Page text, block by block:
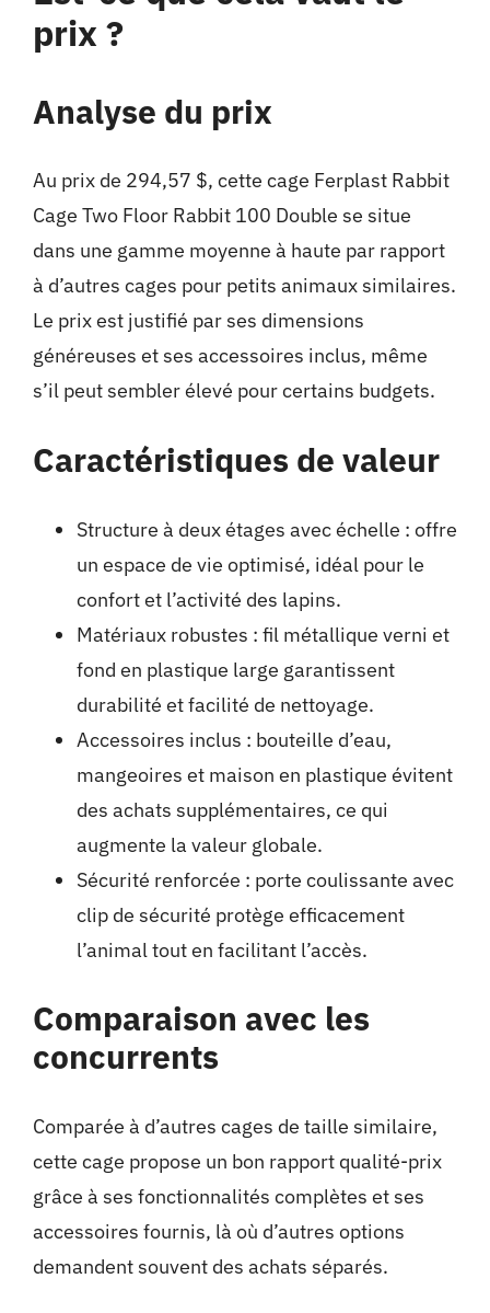
prix ?
Analyse du prix
Au prix de 294,57 $, cette cage Ferplast Rabbit
Cage Two Floor Rabbit 100 Double se situe
dans une gamme moyenne à haute par rapport
à d’autres cages pour petits animaux similaires.
Le prix est justifié par ses dimensions
généreuses et ses accessoires inclus, même
s’il peut sembler élevé pour certains budgets.
Caractéristiques de valeur
Structure à deux étages avec échelle : offre
un espace de vie optimisé, idéal pour le
confort et l’activité des lapins.
Matériaux robustes : fil métallique verni et
fond en plastique large garantissent
durabilité et facilité de nettoyage.
Accessoires inclus : bouteille d’eau,
mangeoires et maison en plastique évitent
des achats supplémentaires, ce qui
augmente la valeur globale.
Sécurité renforcée : porte coulissante avec
clip de sécurité protège efficacement
l’animal tout en facilitant l’accès.
Comparaison avec les
concurrents
Comparée à d’autres cages de taille similaire,
cette cage propose un bon rapport qualité-prix
grâce à ses fonctionnalités complètes et ses
accessoires fournis, là où d’autres options
demandent souvent des achats séparés.